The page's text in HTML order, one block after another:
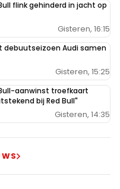
flink gehinderd in jacht op
Gisteren, 16:15
debuutseizoen Audi samen
Gisteren, 15:25
aanwinst troefkaart
bij Red Bull"
Gisteren, 14:35